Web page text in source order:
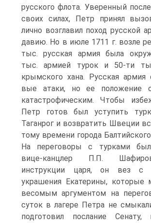
русского флота. Уверенный
своих силах, Петр принял
лично возглавил поход русской
давию. Но в июле 1711 г. возле
тыс. русская армия была
тыс. армией турок и 50-ти
крымского хана. Русская армия
вые атаки, но ее положение
катастрофиче­ским. Чтобы
Петр готов был уступить
Таганрог и возвратить Швеции
тому времени города
На перегово­ры с турками был
вице-канцлер П.П.
инструкции царя, он вез с
украшения Ека­терины, которые
весомым аргументом на
суток в лагере Петра не
подготовил послание